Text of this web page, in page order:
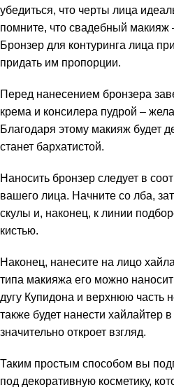
убедиться, что черты лица
помните, что свадебный макияж
Бронзер для контуринга лица
придать им пропорции.
Перед нанесением бронзера
крема и консилера пудрой –
Благодаря этому макияж будет
станет бархатистой.
Наносить бронзер следует в
вашего лица. Начните со лба,
скулы и, наконец, к линии
кистью.
Наконец, нанесите на лицо
типа макияжа его можно
дугу Купидона и верхнюю
также будет нанести хайлайтер в
значительно откроет взгляд.
Таким простым способом вы
под декоративную косметику,